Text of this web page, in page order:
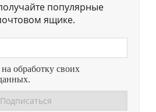
популярные
ящике.
на обработку своих